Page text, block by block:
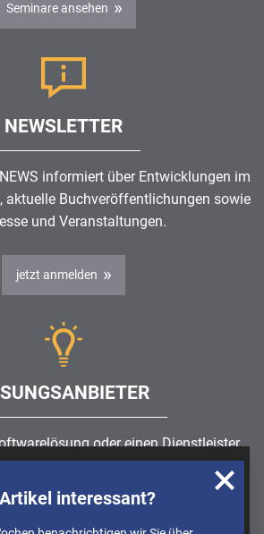
über die Nutzung unserer
erhalten und unser Angebot so
Seminare ansehen
NEWSLETTER
informiert über Entwicklungen im
, aktuelle Buchveröffentlichungen sowie
und Veranstaltungen.
jetzt anmelden
oder einen Dienstleister
Risikomanagement,GRC, IKS oder
ISMS?
interessant?